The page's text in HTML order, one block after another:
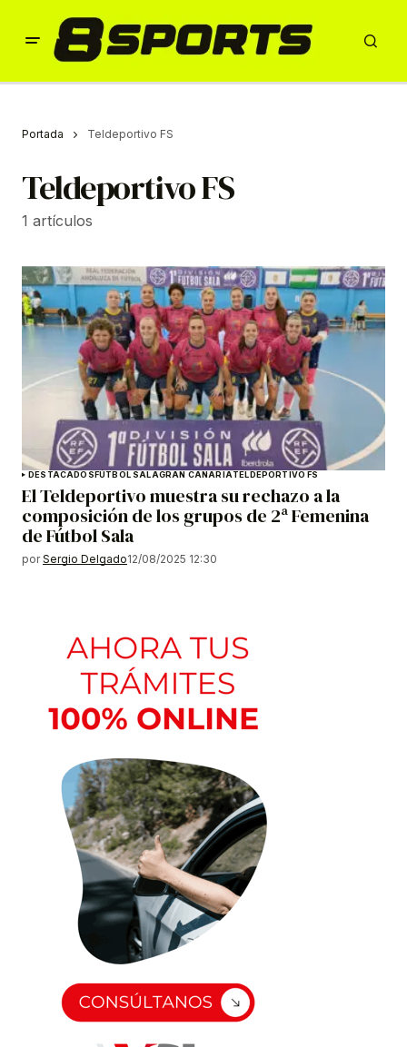
Portada Teldeportivo FS
Teldeportivo FS
1 artículos
DESTACADOSFÚTBOL SALAGRAN CANARIATELDEPORTIVO FS
El Teldeportivo muestra su rechazo a la
composición de los grupos de 2ª Femenina
de Fútbol Sala
por Sergio Delgado12/08/2025 12:30